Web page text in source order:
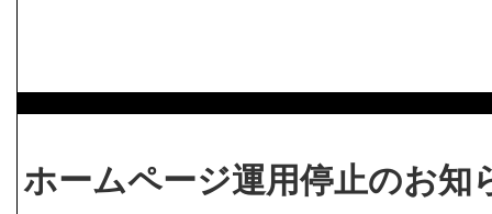
ホームページ運用停止のお知